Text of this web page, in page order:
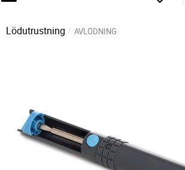
Lödutrustning AVLÖDNING